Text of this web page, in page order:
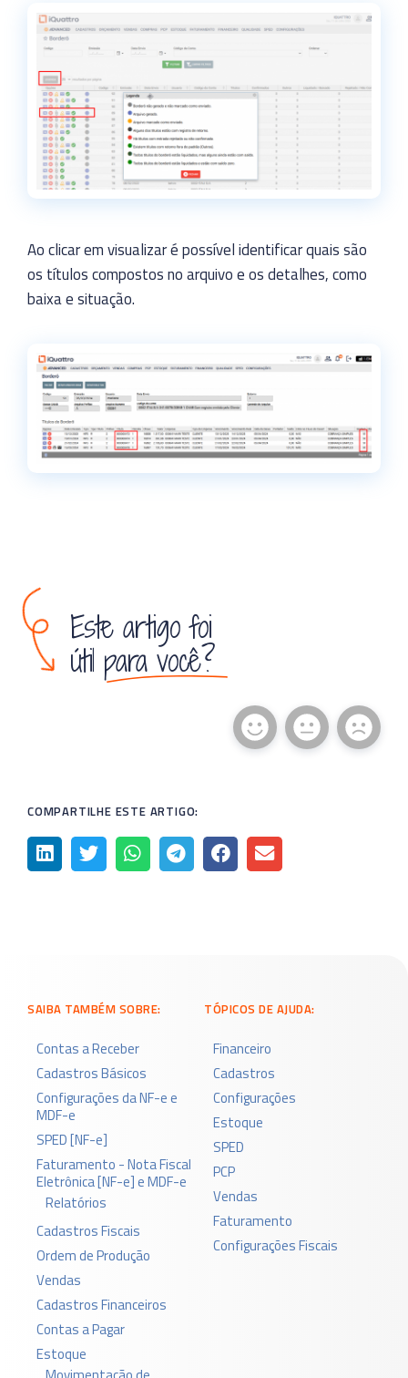
SAIBA TAMBÉM SOBRE:
Contas a Receber
Cadastros Básicos
Configurações da NF-e e
MDF-e
SPED [NF-e]
Faturamento - Nota Fiscal
Eletrônica [NF-e] e MDF-e
Relatórios
Cadastros Fiscais
Ordem de Produção
Vendas
Cadastros Financeiros
Contas a Pagar
Estoque
TÓPICOS DE AJUDA:
Financeiro
Cadastros
Configurações
Estoque
SPED
PCP
Vendas
Faturamento
Configurações Fiscais
Ao clicar em visualizar é possível identificar quais são
os títulos compostos no arquivo e os detalhes, como
baixa e situação.
Este artigo foi
útil para você?
COMPARTILHE ESTE ARTIGO: